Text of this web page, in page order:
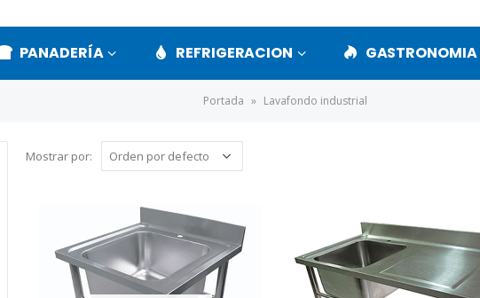
PANADERÍA REFRIGERACION GASTRONOMIA
Portada » Lavafondo industrial
Mostrar por: